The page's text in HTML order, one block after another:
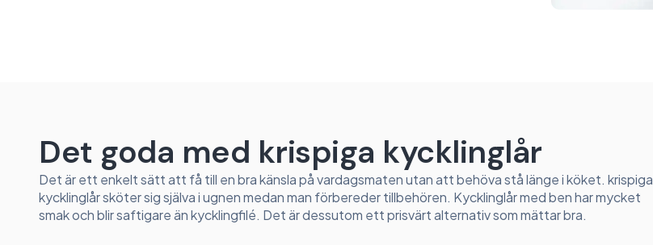
Det goda med krispiga kycklinglår
Det är ett enkelt sätt att få till en bra känsla på vardagsmaten utan att behöva stå länge i köket. krispiga
kycklinglår sköter sig själva i ugnen medan man förbereder tillbehören. Kycklinglår med ben har mycket
smak och blir saftigare än kycklingfilé. Det är dessutom ett prisvärt alternativ som mättar bra.